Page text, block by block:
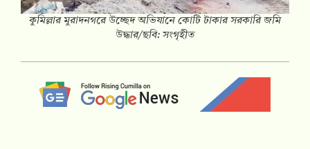
কুমিল্লার মুরাদনগরে উচ্ছেদ অভিযানে কোটি টাকার সরকারি জমি
উদ্ধার/ছবি: সংগৃহীত